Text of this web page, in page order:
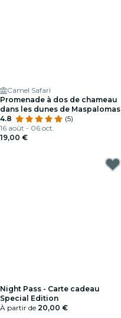
Camel Safari
Promenade à dos de chameau
dans les dunes de Maspalomas
4.8
(5)
16 août - 06 oct.
19,00 €
Night Pass - Carte cadeau
Special Edition
À partir de 20,00 €